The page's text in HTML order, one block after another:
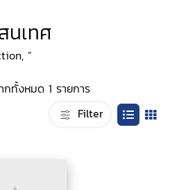
นเทศ
”
กทั้งหมด 1 รายการ
Filter